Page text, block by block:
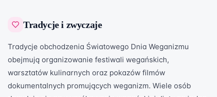
Tradycje i zwyczaje
Tradycje obchodzenia Światowego Dnia Weganizmu
obejmują organizowanie festiwali wegańskich,
warsztatów kulinarnych oraz pokazów filmów
dokumentalnych promujących weganizm. Wiele osób